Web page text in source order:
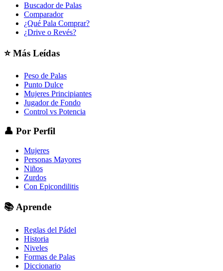
Buscador de Palas
Comparador
¿Qué Pala Comprar?
¿Drive o Revés?
⭐Más Leídas
Peso de Palas
Punto Dulce
Mujeres Principiantes
Jugador de Fondo
Control vs Potencia
👤 Por Perfil
Mujeres
Personas Mayores
Niños
Zurdos
Con Epicondilitis
📚Aprende
Reglas del Pádel
Historia
Niveles
Formas de Palas
Diccionario